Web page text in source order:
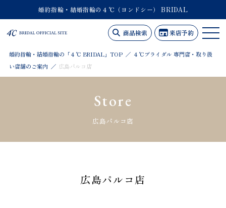
婚約指輪・結婚指輪の４℃（ヨンドシー） BRIDAL
商品検索 来店予約
婚約指輪・結婚指輪の「４℃ BRIDAL」TOP
４℃ブライダル 専門店・取り扱
い店舗のご案内
広島パルコ店
Store
広島パルコ店
広島パルコ店